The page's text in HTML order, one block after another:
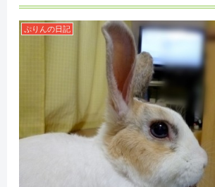
ぷりんの日記